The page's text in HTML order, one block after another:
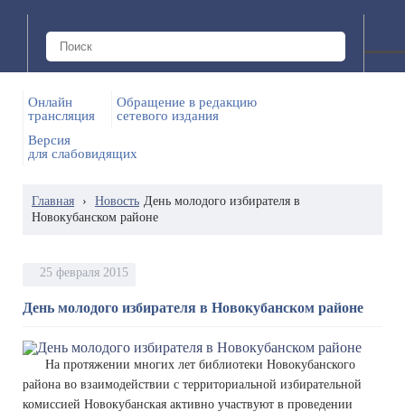
Онлайн
трансляция
Обращение в редакцию
сетевого издания
Версия
для слабовидящих
Главная › Новость День молодого избирателя в
Новокубанском районе
25 февраля 2015
День молодого избирателя в Новокубанском районе
На протяжении многих лет библиотеки Новокубанского
района во взаимодействии с территориальной избирательной
комиссией Новокубанская активно участвуют в проведении